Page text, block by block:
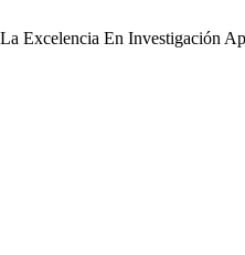
Excelencia En Investigación